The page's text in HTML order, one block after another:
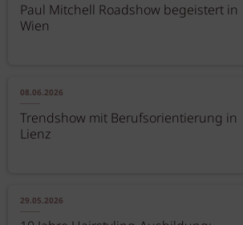
Paul Mitchell Roadshow begeistert in
Wien
08.06.2026
Trendshow mit Berufsorientierung in
Lienz
29.05.2026